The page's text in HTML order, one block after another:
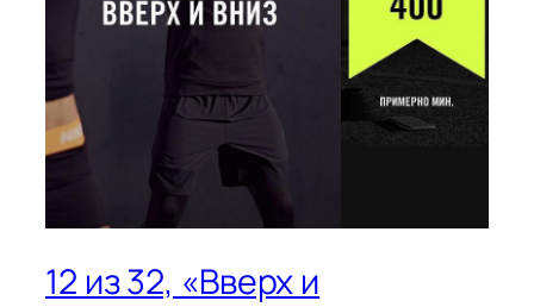
12 из 32, «Вверх и